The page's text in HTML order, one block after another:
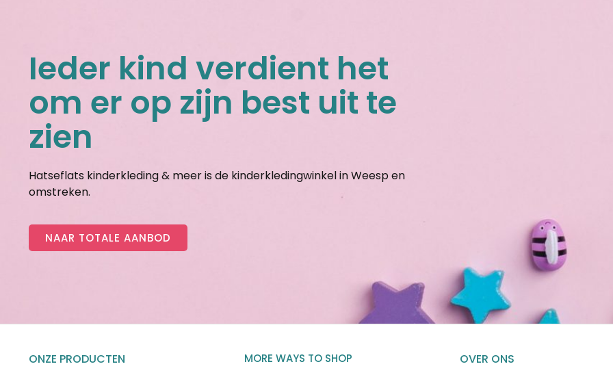
Ieder kind verdient het
om er op zijn best uit te
zien
Hatseflats kinderkleding & meer is de kinderkledingwinkel in Weesp en
omstreken.
NAAR TOTALE AANBOD
ONZE PRODUCTEN MORE WAYS TO SHOP OVER ONS